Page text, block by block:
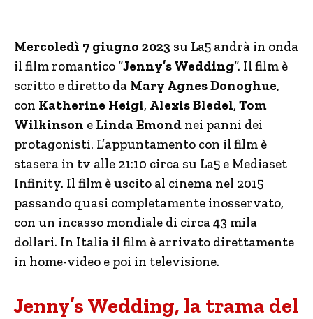
Mercoledì 7 giugno 2023 su La5 andrà in onda
il film romantico “Jenny’s Wedding“. Il film è
scritto e diretto da Mary Agnes Donoghue,
con Katherine Heigl, Alexis Bledel, Tom
Wilkinson e Linda Emond nei panni dei
protagonisti. L’appuntamento con il film è
stasera in tv alle 21:10 circa su La5 e Mediaset
Infinity. Il film è uscito al cinema nel 2015
passando quasi completamente inosservato,
con un incasso mondiale di circa 43 mila
dollari. In Italia il film è arrivato direttamente
in home-video e poi in televisione.
Jenny’s Wedding, la trama del